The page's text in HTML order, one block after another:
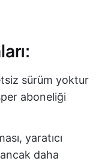
sürüm yoktur
aboneliği
yaratıcı
daha